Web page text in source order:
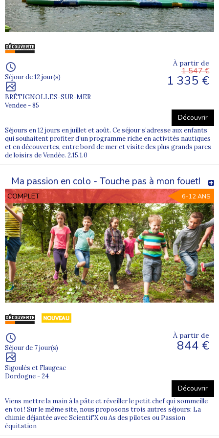
Lyon (69)
Le départ depuis Lyon est-il proposé pour
toutes les colonies Supernova Juniors ?
Non. Même si Lyon est un grand carrefour ferroviaire, le
départ “Lyon” est proposé
uniquement pour certains
séjours et certaines dates
Pour vérifier, consultez la sélection en bas de page et la
Où se situe le point de rendez-vous à Lyon ?
Charles Béraudier, 69003 Lyon), sur la place à l’extérieur,
en face du Quick et du Subway.
Les horaires et consignes détaillées sont communiqués
aux familles avant le départ.
Les enfants sont-ils accompagnés pendant le
trajet ?
Oui. Les enfants et adolescents voyagent en groupe,
encadrés par desanimateurs Supernova Juniorsformés
à l’acheminement.
L’encadrement est assuré du départ à Lyon jusqu’à
correspondances et transferts.
Pourquoi un supplément peut-il s’appliquer
pour un départ depuis Lyon ?
Le supplément correspond généralement aucoût des
billets (train aller-retour) et à la présence d’uneéquipe
d’accompagnement
Séjour de 12 jour(s)
BRÉTIGNOLLES-SUR-MER
Vendee - 85
À partir de
1 547 €
1 335 €
Découvrir
Séjours en 12 jours en juillet et août. Ce séjour s’adresse aux enfants
qui souhaitent profiter d’un programme riche en activités nautiques
et en découvertes, entre bord de mer et visite des plus grands parcs
de loisirs de Vendée. 2.15.1.0
Ma passion en colo - Touche pas à mon fouet!
COMPLET 6-12 ANS
Séjour de 7 jour(s)
Sigoulès et Flaugeac
Dordogne - 24
À partir de
844 €
Découvrir
Viens mettre la main à la pâte et réveiller le petit chef qui sommeille
en toi ! Sur le même site, nous proposons trois autres séjours: La
chimie déjantée avec Scientif'X ou As des pilotes ou Passion
équitation